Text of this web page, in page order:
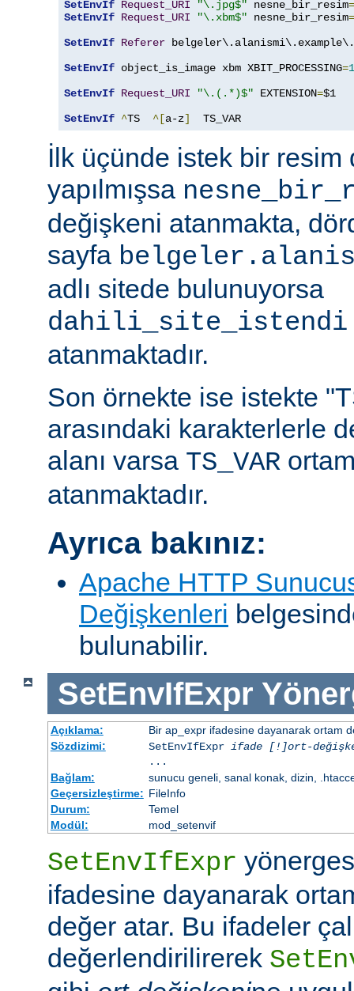
SetEnvIf Request_URI "\.jpg$" nesne_bir_resim=
SetEnvIf Request_URI "\.xbm$" nesne_bir_resim=
SetEnvIf Referer
SetEnvIf object_is_image xbm XBIT_PROCESSING=1
SetEnvIf Request_URI "\.(.*)$" EXTENSION=$1
SetEnvIf ^TS ^[a-z]
  TS_VAR
İlk üçünde istek bir resim
yapılmışsa
değişkeni atanmakta,
sayfa
adlı sitede bulunuyorsa
dahili_site_istendi
atanmaktadır.
Son örnekte ise istekte
arasındaki karakterlerle
alanı varsa TS_VAR
atanmaktadır.
Ayrıca bakınız:
Apache HTTP
Değişkenleri
bulunabilir.
SetEnvIfExpr
Açıklama:
Bir ap_expr ifadesine dayanarak ortam
Sözdizimi:
SetEnvIfExpr ifade [!]ort-
...
Bağlam:
sunucu geneli, sanal konak, dizin,
Geçersizleştirme: FileInfo
Durum:
Temel
Modül:
mod_setenvif
SetEnvIfExpr
ifadesine dayanarak
değer atar. Bu ifadeler
değerlendirilirerek